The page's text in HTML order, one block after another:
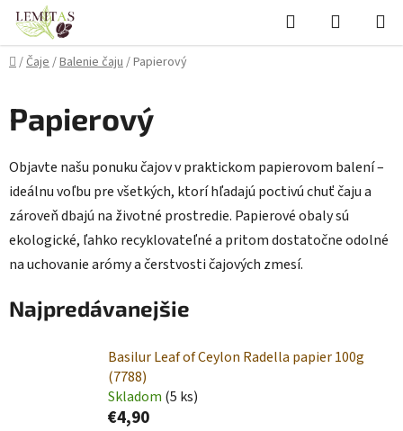
Prejsť
obsah
Hľadať
KOŠÍK
Domov
/Čaje/Balenie čaju/Papierový
Papierový
Objavte našu ponuku čajov v praktickom papierovom balení –
ideálnu voľbu pre všetkých, ktorí hľadajú poctivú chuť čaju a
zároveň dbajú na životné prostredie. Papierové obaly sú
ekologické, ľahko recyklovateľné a pritom dostatočne odolné
na uchovanie arómy a čerstvosti čajových zmesí.
Najpredávanejšie
Basilur Leaf of Ceylon Radella papier 100g
(7788)
Skladom (5 ks)
€4,90